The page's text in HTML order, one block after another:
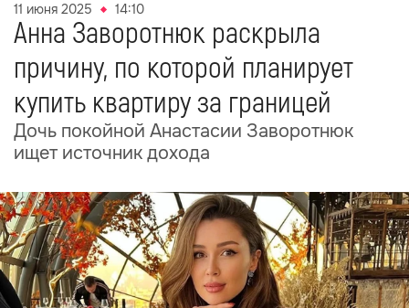
11 июня 2025 14:10
Анна Заворотнюк раскрыла
причину, по которой планирует
купить квартиру за границей
Дочь покойной Анастасии Заворотнюк
ищет источник дохода